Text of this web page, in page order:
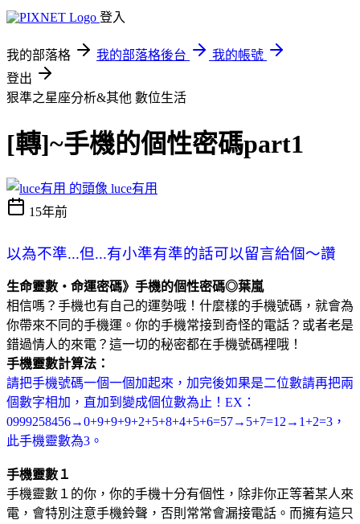
登入
我的部落格 我的部落格後台
我的帳號
登出
狠準之星座分析&其他 數位生活
[轉]~手機的個性密碼part1
luce有用
15年前
以為不準...但...有小準有準的話可以留言給個～讚
生命靈數‧命運密碼》手機的個性密碼◎葉嵐
相信嗎？手機也有自己的運勢哦！什麼樣的手機號碼，就會為
你帶來不同的手機運。你的手機常接到奇怪的電話？或者老是
錯過情人的來電？這一切的秘密都在手機號碼裡哦！
手機靈數計算法：
請把手機號碼一個一個加起來，加完後如果是二位數請再把兩
個數字相加，直加到變成個位數為止！ EX ：
0999258456→0+9+9+9+2+5+8+4+5+6=57→5+7=12→1+2=3 ，
此手機靈數為3 。
手機靈數１
手機靈數１的你，你的手機十分有個性，除非你正等著某人來
電，會特別注意手機鈴聲，否則常常會漏接電話。而擁有這只